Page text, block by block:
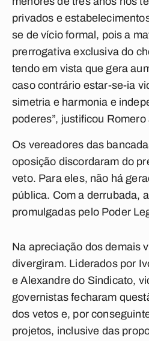
privados e
se de vício formal, pois a
prerrogativa exclusiva do
tendo em vista que gera
caso contrário estar-se-ia
simetria e harmonia e
poderes”, justificou
Os vereadores das
oposição discordaram do
veto. Para eles, não há
pública. Com a derrubada,
promulgadas pelo Poder
Na apreciação dos demais
divergiram. Liderados por
e Alexandre do Sindicato,
governistas fecharam
dos vetos e, por
projetos, inclusive das